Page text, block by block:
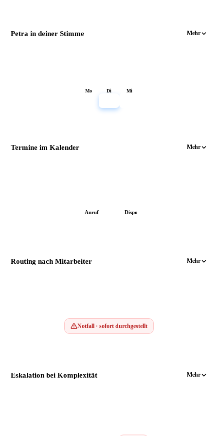
Petra in deiner Stimme Mehr
Mo
Di
Mi
Termine im Kalender Mehr
Anruf Dispo
Routing nach Mitarbeiter Mehr
Notfall · sofort durchgestellt
Eskalation bei Komplexität Mehr